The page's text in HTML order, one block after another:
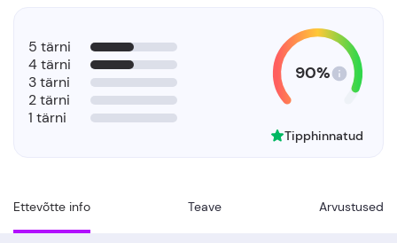
Ettevõtte info Teave Arvustused
5 tärni
4 tärni
3 tärni
2 tärni
1 tärni
90%
Tipphinnatud